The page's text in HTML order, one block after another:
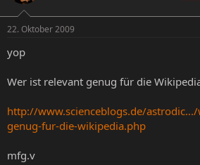
22. Oktober 2009
yop
Wer ist relevant genug für die
http://www.scienceblogs.de/
genug-fur-die-wikipedia.php
mfg.v